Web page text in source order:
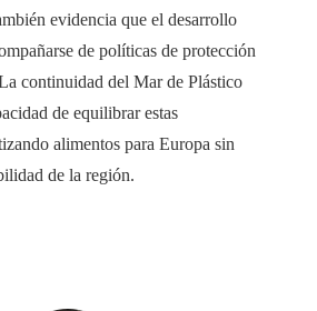
evidencia que el desarrollo
de políticas de protección
continuidad del Mar de Plástico
de equilibrar estas
alimentos para Europa sin
de la región.